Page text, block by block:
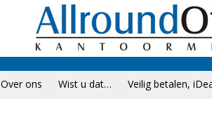
Over ons Wist u dat… Veilig betalen,